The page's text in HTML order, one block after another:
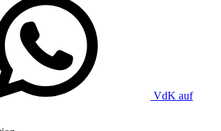
VdK auf